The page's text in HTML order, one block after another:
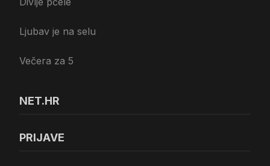
Ljubav je na selu
Večera za 5
NET.HR
PRIJAVE